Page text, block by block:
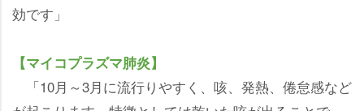
効です」
【マイコプラズマ肺炎】
「10月～3月に流行りやすく、咳、発熱、倦怠感など